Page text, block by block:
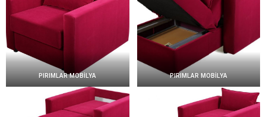
PIRIMLAR MOBİLYA PIRIMLAR MOBİLYA